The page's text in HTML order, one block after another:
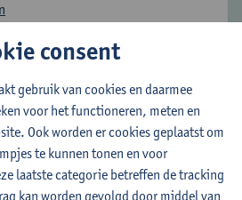
industrieel
verruimd en de complexiteit
consent
gebruik van cookies en daarmee
voor het functioneren, meten en
Ook worden er cookies geplaatst om
te kunnen tonen en voor
laatste categorie betreffen de tracking
kan worden gevolgd door middel van